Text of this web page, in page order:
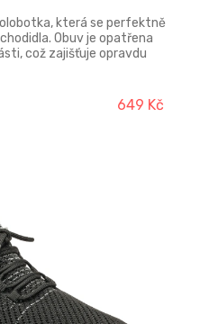
která se perfektně
Obuv je opatřena
což zajišťuje opravdu
Svršek: textilie MESH
Stélka: Soft foam – HI-
649 Kč